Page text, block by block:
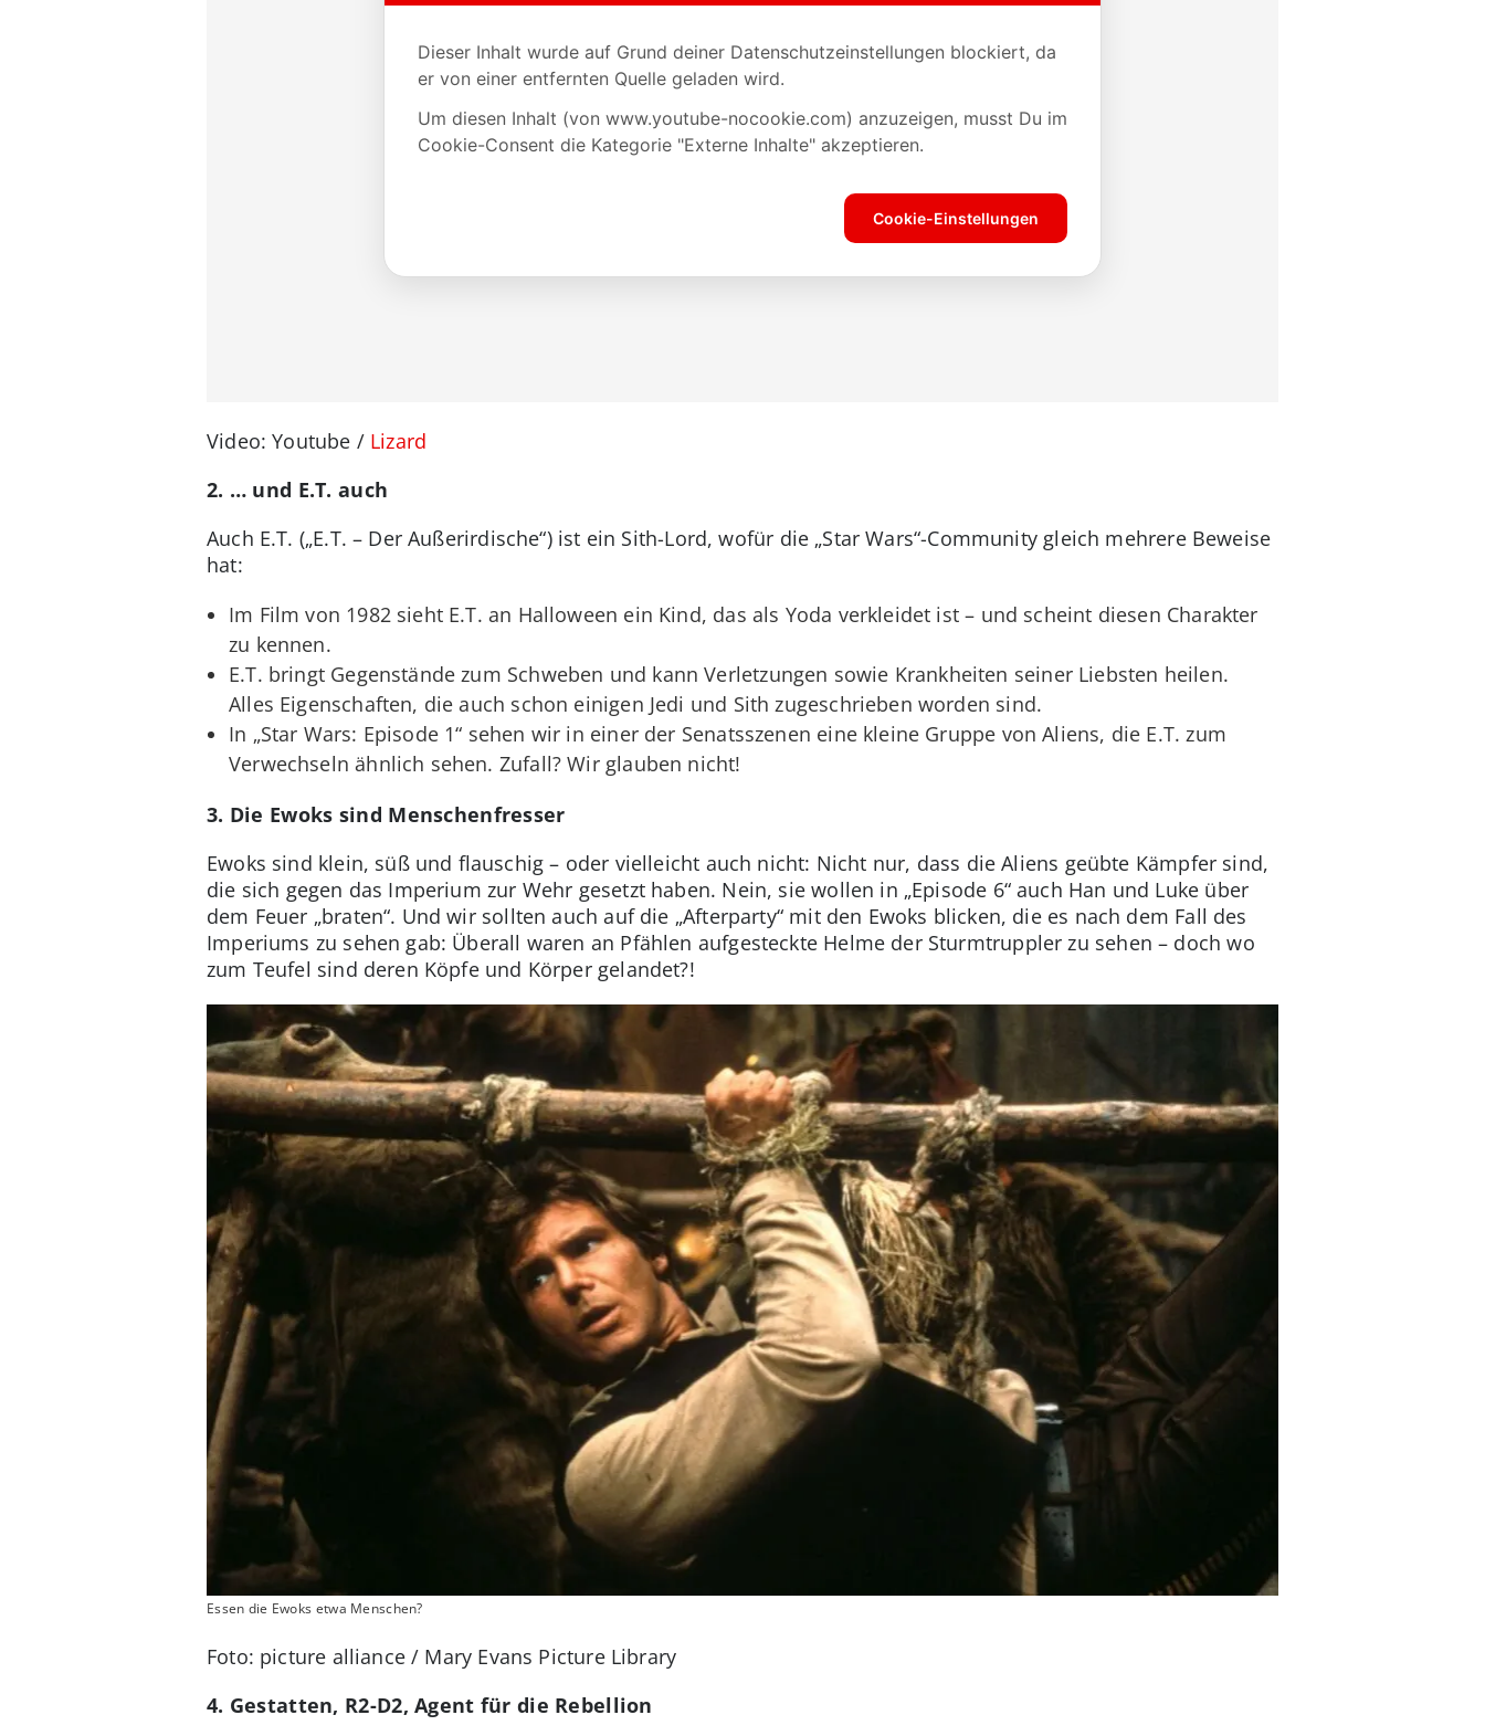
Video: Youtube / Lizard
2. … und E.T. auch
Auch E.T. („E.T. – Der Außerirdische“) ist ein Sith-Lord, wofür die „Star Wars“-Community gleich mehrere Beweise
hat:
Im Film von 1982 sieht E.T. an Halloween ein Kind, das als Yoda verkleidet ist – und scheint diesen Charakter
zu kennen.
E.T. bringt Gegenstände zum Schweben und kann Verletzungen sowie Krankheiten seiner Liebsten heilen.
Alles Eigenschaften, die auch schon einigen Jedi und Sith zugeschrieben worden sind.
In „Star Wars: Episode 1“ sehen wir in einer der Senatsszenen eine kleine Gruppe von Aliens, die E.T. zum
Verwechseln ähnlich sehen. Zufall? Wir glauben nicht!
3. Die Ewoks sind Menschenfresser
Ewoks sind klein, süß und flauschig – oder vielleicht auch nicht: Nicht nur, dass die Aliens geübte Kämpfer sind,
die sich gegen das Imperium zur Wehr gesetzt haben. Nein, sie wollen in „Episode 6“ auch Han und Luke über
dem Feuer „braten“. Und wir sollten auch auf die „Afterparty“ mit den Ewoks blicken, die es nach dem Fall des
Imperiums zu sehen gab: Überall waren an Pfählen aufgesteckte Helme der Sturmtruppler zu sehen – doch wo
zum Teufel sind deren Köpfe und Körper gelandet?!
Essen die Ewoks etwa Menschen?
Foto: picture alliance / Mary Evans Picture Library
4. Gestatten, R2-D2, Agent für die Rebellion